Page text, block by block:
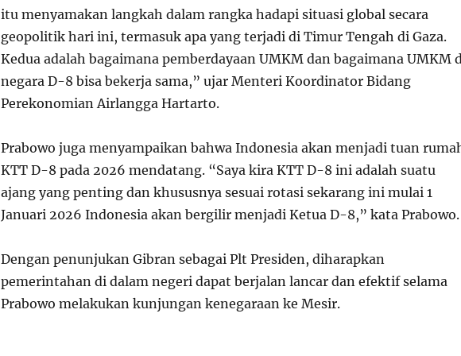
itu menyamakan langkah dalam rangka hadapi situasi global secara
geopolitik hari ini, termasuk apa yang terjadi di Timur Tengah di Gaza.
Kedua adalah bagaimana pemberdayaan UMKM dan bagaimana UMKM
negara D-8 bisa bekerja sama,” ujar Menteri Koordinator Bidang
Perekonomian Airlangga Hartarto.
Prabowo juga menyampaikan bahwa Indonesia akan menjadi tuan
KTT D-8 pada 2026 mendatang. “Saya kira KTT D-8 ini adalah suatu
ajang yang penting dan khususnya sesuai rotasi sekarang ini mulai 1
Januari 2026 Indonesia akan bergilir menjadi Ketua D-8,” kata Prabowo.
Dengan penunjukan Gibran sebagai Plt Presiden, diharapkan
pemerintahan di dalam negeri dapat berjalan lancar dan efektif selama
Prabowo melakukan kunjungan kenegaraan ke Mesir.